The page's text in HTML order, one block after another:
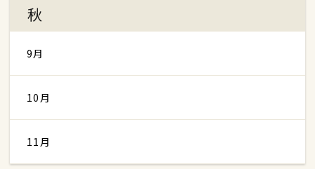
秋
9月
10月
11月